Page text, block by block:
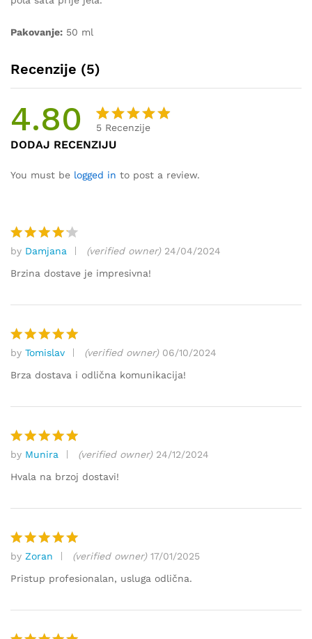
Pakovanje: 50 ml
Recenzije (5)
4.80
Korisnič
ke
ocjene:
5
a)
5 Recenzije
DODAJ RECENZIJU
You must be logged in to post a review.
Ocjenjen
o4od
by Damjana (verified owner) 24/04/2024
Brzina dostave je impresivna!
Ocjenjeno
5od 5
by Tomislav (verified owner) 06/10/2024
Brza dostava i odlična komunikacija!
Ocjenjeno
5od 5
by Munira (verified owner) 24/12/2024
Hvala na brzoj dostavi!
Ocjenjeno
5od 5
by Zoran (verified owner) 17/01/2025
Pristup profesionalan, usluga odlična.